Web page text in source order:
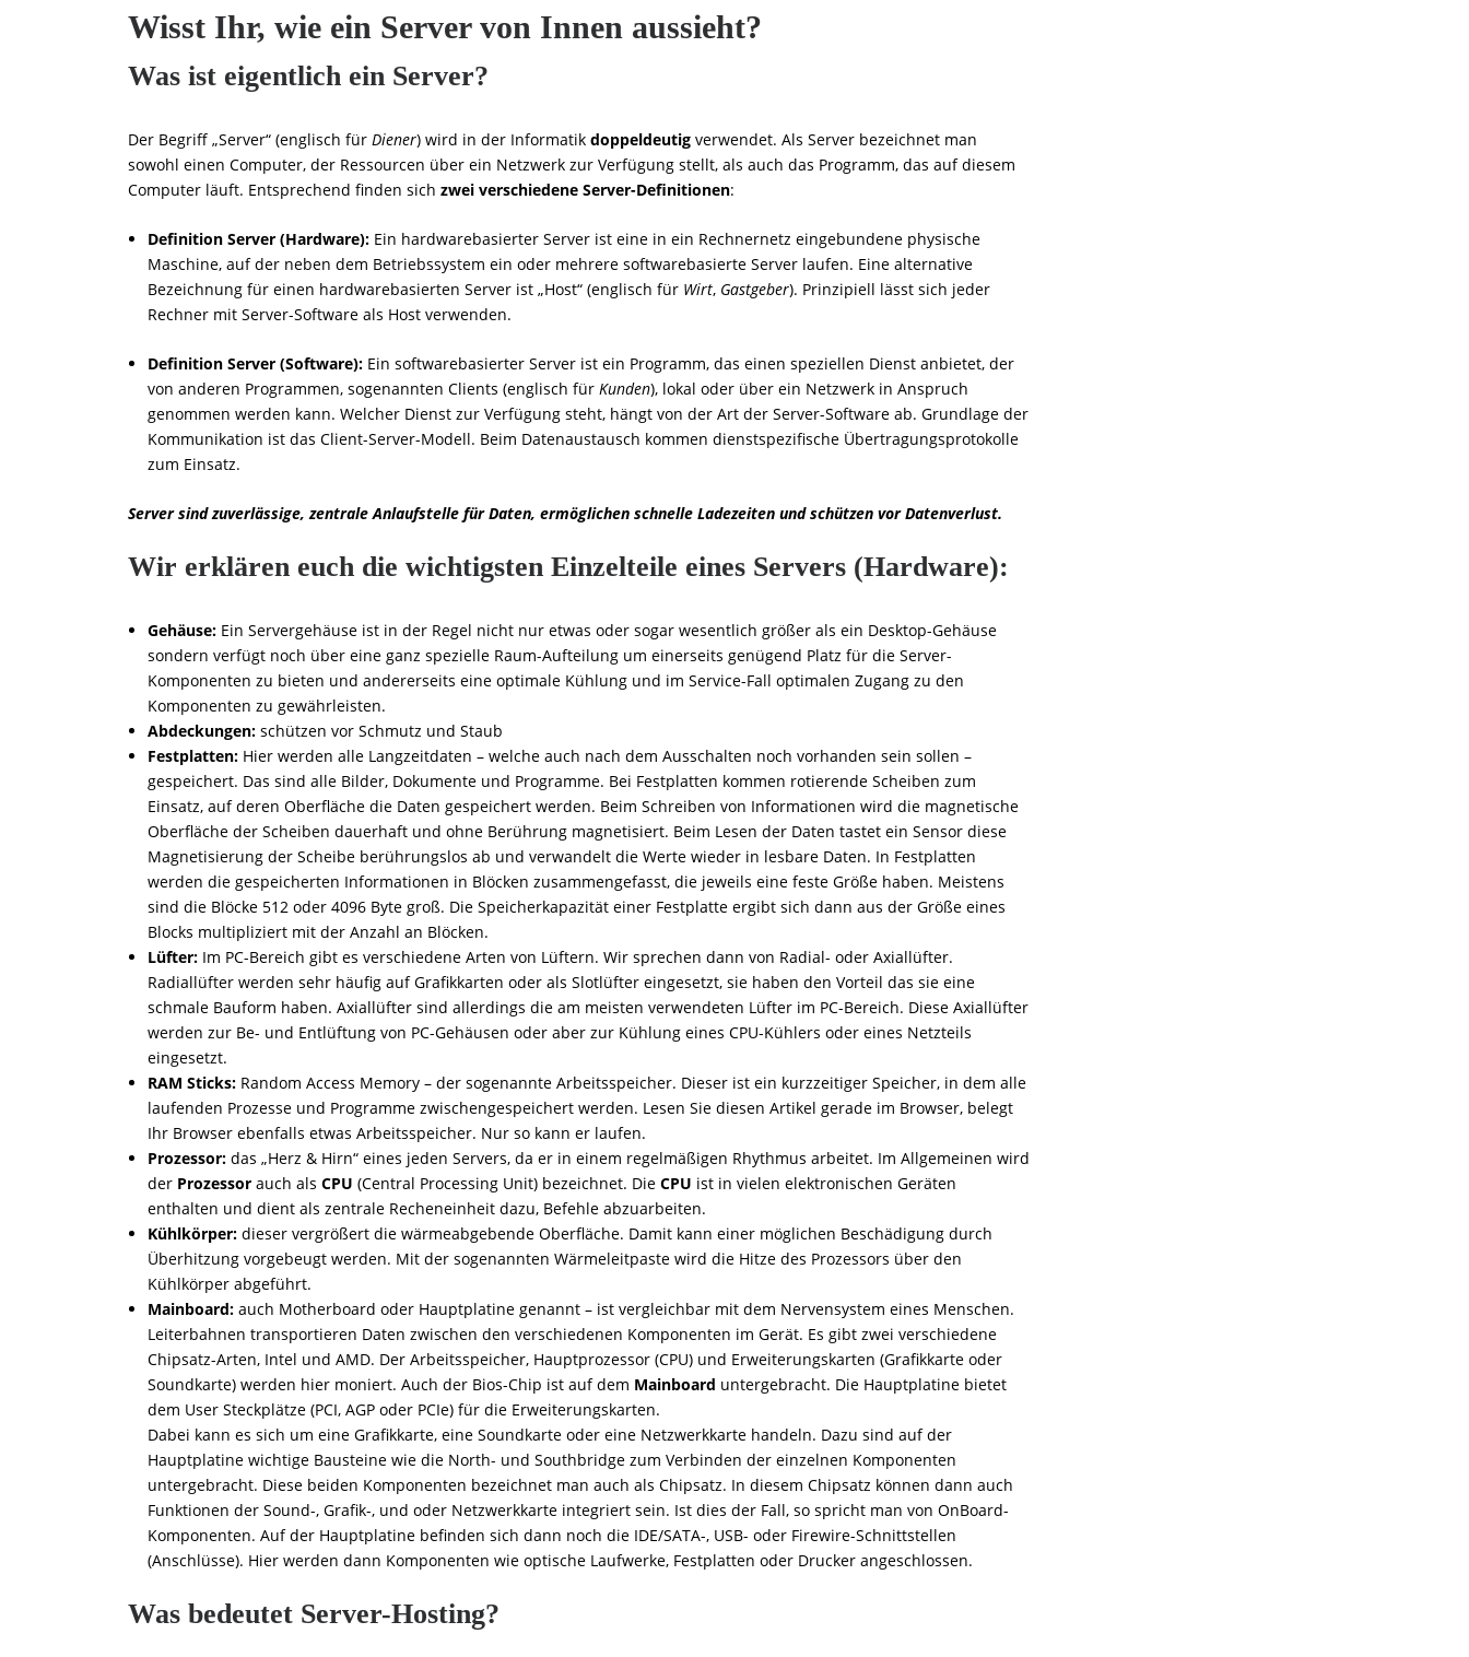
Wisst Ihr, wie ein Server von Innen aussieht?
Was ist eigentlich ein Server?
Der Begriff „Server“ (englisch für Diener) wird in der Informatik doppeldeutig verwendet. Als Server bezeichnet man
sowohl einen Computer, der Ressourcen über ein Netzwerk zur Verfügung stellt, als auch das Programm, das auf diesem
Computer läuft. Entsprechend finden sich zwei verschiedene Server-Definitionen:
Definition Server (Hardware): Ein hardwarebasierter Server ist eine in ein Rechnernetz eingebundene physische
Maschine, auf der neben dem Betriebssystem ein oder mehrere softwarebasierte Server laufen. Eine alternative
Bezeichnung für einen hardwarebasierten Server ist „Host“ (englisch für Wirt, Gastgeber). Prinzipiell lässt sich jeder
Rechner mit Server-Software als Host verwenden.
Definition Server (Software): Ein softwarebasierter Server ist ein Programm, das einen speziellen Dienst anbietet, der
von anderen Programmen, sogenannten Clients (englisch für Kunden), lokal oder über ein Netzwerk in Anspruch
genommen werden kann. Welcher Dienst zur Verfügung steht, hängt von der Art der Server-Software ab. Grundlage der
Kommunikation ist das Client-Server-Modell. Beim Datenaustausch kommen dienstspezifische Übertragungsprotokolle
zum Einsatz.
Server sind zuverlässige, zentrale Anlaufstelle für Daten, ermöglichen schnelle Ladezeiten und schützen vor Datenverlust.
Wir erklären euch die wichtigsten Einzelteile eines Servers (Hardware):
Gehäuse: Ein Servergehäuse ist in der Regel nicht nur etwas oder sogar wesentlich größer als ein Desktop-Gehäuse
sondern verfügt noch über eine ganz spezielle Raum-Aufteilung um einerseits genügend Platz für die Server-
Komponenten zu bieten und andererseits eine optimale Kühlung und im Service-Fall optimalen Zugang zu den
Komponenten zu gewährleisten.
Abdeckungen: schützen vor Schmutz und Staub
Festplatten: Hier werden alle Langzeitdaten – welche auch nach dem Ausschalten noch vorhanden sein sollen –
gespeichert. Das sind alle Bilder, Dokumente und Programme. Bei Festplatten kommen rotierende Scheiben zum
Einsatz, auf deren Oberfläche die Daten gespeichert werden. Beim Schreiben von Informationen wird die magnetische
Oberfläche der Scheiben dauerhaft und ohne Berührung magnetisiert. Beim Lesen der Daten tastet ein Sensor diese
Magnetisierung der Scheibe berührungslos ab und verwandelt die Werte wieder in lesbare Daten. In Festplatten
werden die gespeicherten Informationen in Blöcken zusammengefasst, die jeweils eine feste Größe haben. Meistens
sind die Blöcke 512 oder 4096 Byte groß. Die Speicherkapazität einer Festplatte ergibt sich dann aus der Größe eines
Blocks multipliziert mit der Anzahl an Blöcken.
Lüfter: Im PC-Bereich gibt es verschiedene Arten von Lüftern. Wir sprechen dann von Radial- oder Axiallüfter.
Radiallüfter werden sehr häufig auf Grafikkarten oder als Slotlüfter eingesetzt, sie haben den Vorteil das sie eine
schmale Bauform haben. Axiallüfter sind allerdings die am meisten verwendeten Lüfter im PC-Bereich. Diese Axiallüfter
werden zur Be- und Entlüftung von PC-Gehäusen oder aber zur Kühlung eines CPU-Kühlers oder eines Netzteils
eingesetzt.
RAM Sticks: Random Access Memory – der sogenannte Arbeitsspeicher. Dieser ist ein kurzzeitiger Speicher, in dem alle
laufenden Prozesse und Programme zwischengespeichert werden. Lesen Sie diesen Artikel gerade im Browser, belegt
Ihr Browser ebenfalls etwas Arbeitsspeicher. Nur so kann er laufen.
Prozessor: das „Herz & Hirn“ eines jeden Servers, da er in einem regelmäßigen Rhythmus arbeitet. Im Allgemeinen wird
der Prozessor auch als CPU (Central Processing Unit) bezeichnet. Die CPU ist in vielen elektronischen Geräten
enthalten und dient als zentrale Recheneinheit dazu, Befehle abzuarbeiten.
Kühlkörper: dieser vergrößert die wärmeabgebende Oberfläche. Damit kann einer möglichen Beschädigung durch
Überhitzung vorgebeugt werden. Mit der sogenannten Wärmeleitpaste wird die Hitze des Prozessors über den
Kühlkörper abgeführt.
Mainboard: auch Motherboard oder Hauptplatine genannt – ist vergleichbar mit dem Nervensystem eines Menschen.
Leiterbahnen transportieren Daten zwischen den verschiedenen Komponenten im Gerät. Es gibt zwei verschiedene
Chipsatz-Arten, Intel und AMD. Der Arbeitsspeicher, Hauptprozessor (CPU) und Erweiterungskarten (Grafikkarte oder
Soundkarte) werden hier moniert. Auch der Bios-Chip ist auf dem Mainboard untergebracht. Die Hauptplatine bietet
dem User Steckplätze (PCI, AGP oder PCIe) für die Erweiterungskarten.
Dabei kann es sich um eine Grafikkarte, eine Soundkarte oder eine Netzwerkkarte handeln. Dazu sind auf der
Hauptplatine wichtige Bausteine wie die North- und Southbridge zum Verbinden der einzelnen Komponenten
untergebracht. Diese beiden Komponenten bezeichnet man auch als Chipsatz. In diesem Chipsatz können dann auch
Funktionen der Sound-, Grafik-, und oder Netzwerkkarte integriert sein. Ist dies der Fall, so spricht man von OnBoard-
Komponenten. Auf der Hauptplatine befinden sich dann noch die IDE/SATA-, USB- oder Firewire-Schnittstellen
(Anschlüsse). Hier werden dann Komponenten wie optische Laufwerke, Festplatten oder Drucker angeschlossen.
Was bedeutet Server-Hosting?